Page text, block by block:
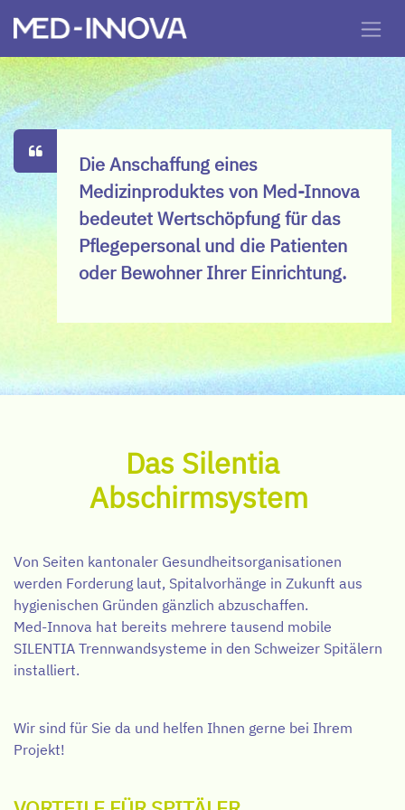
Die Anschaffung eines
Medizinproduktes von Med-Innova
bedeutet Wertschöpfung für das
Pflegepersonal und die Patienten
oder Bewohner Ihrer Einrichtung.​
Das Silentia
Abschirmsystem
Von Seiten kantonaler Gesundheitsorganisationen
werden Forderung laut, Spitalvorhänge in Zukunft aus
hygienischen Gründen gänzlich abzuschaffen.
Med-Innova hat bereits mehrere tausend mobile
SILENTIA Trennwandsysteme in den Schweizer Spitälern
installiert.
Wir sind für Sie da und helfen Ihnen gerne bei Ihrem
Projekt!